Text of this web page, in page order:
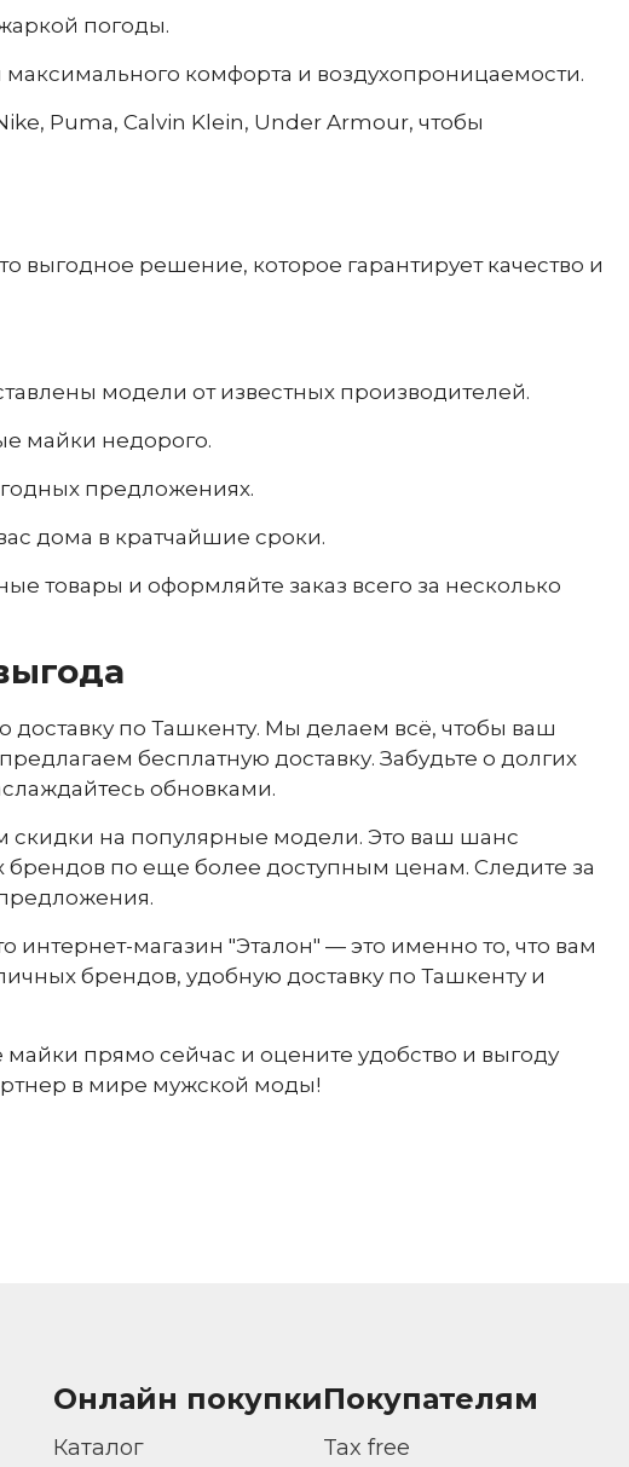
погоды.
комфорта и воздухопроницаемости.
Puma, Calvin Klein, Under Armour, чтобы
выгодное решение, которое гарантирует качество и
модели от известных производителей.
майки недорого.
предложениях.
дома в кратчайшие сроки.
товары и оформляйте заказ всего за несколько
доставку по Ташкенту. Мы делаем всё, чтобы ваш
бесплатную доставку. Забудьте о долгих
обновками.
скидки на популярные модели. Это ваш шанс
по еще более доступным ценам. Следите за
магазин "Эталон" — это именно то, что вам
брендов, удобную доставку по Ташкенту и
прямо сейчас и оцените удобство и выгоду
в мире мужской моды!
Онлайн покупки
Каталог
Покупателям
Tax free